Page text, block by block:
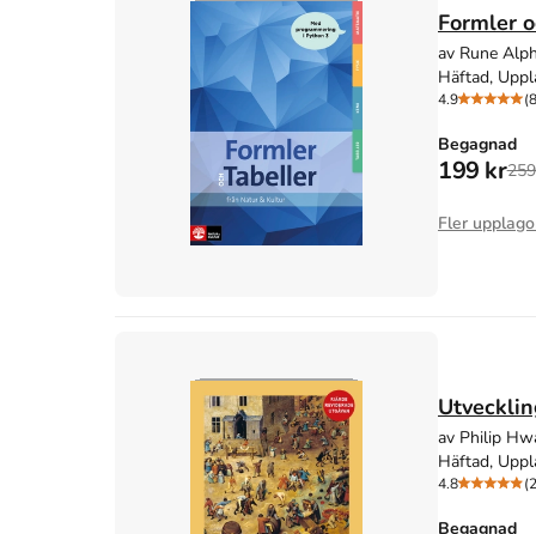
Formler
av Rune
Häftad,
4.9
Begagnad
199 kr
Fler
av Philip
Häftad,
4.8
Begagnad